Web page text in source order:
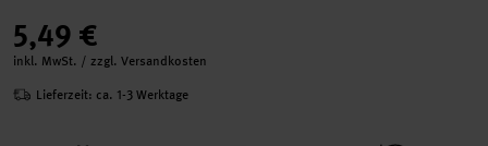
5,49 €
inkl. MwSt. / zzgl. Versandkosten
Lieferzeit: ca. 1-3 Werktage